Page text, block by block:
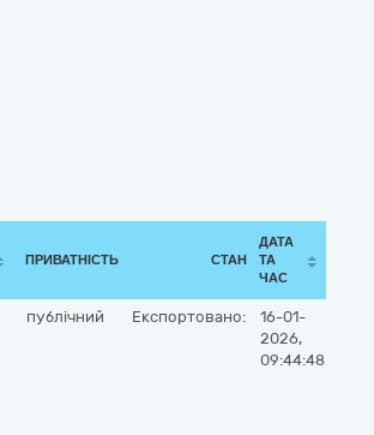
ПРИВАТНІСТЬ СТАН
ДАТА
ТА
ЧАС
публічний Експортовано:
16-01-
2026,
09:44:48